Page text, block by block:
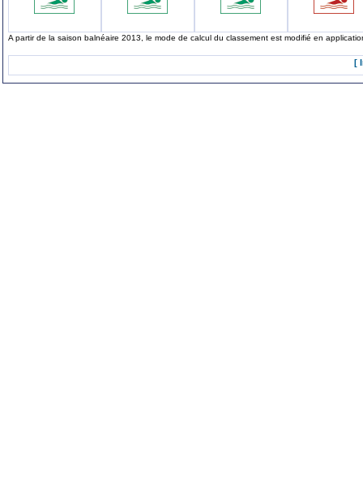
A partir de la saison balnéaire 2013, le mode de calcul du classement est modifié en
[